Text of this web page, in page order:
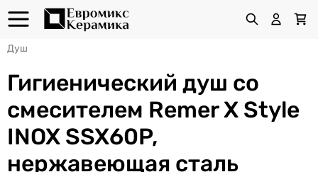
Душ
Гигиенический душ со
смесителем Remer X Style
INOX SSX60P,
нержавеющая сталь